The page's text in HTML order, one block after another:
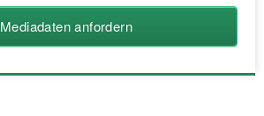
Mediadaten anfordern